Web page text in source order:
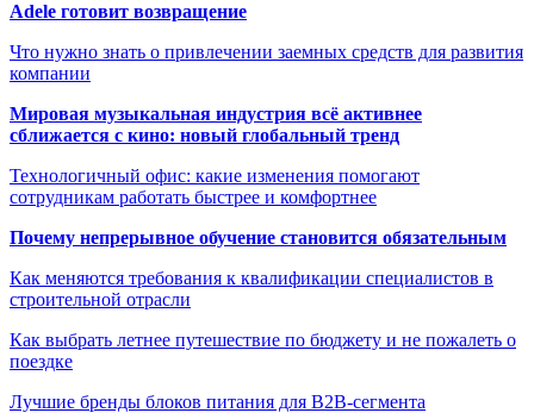
Adele готовит возвращение
Что нужно знать о привлечении заемных средств для развития
компании
Мировая музыкальная индустрия всё активнее
сближается с кино: новый глобальный тренд
Технологичный офис: какие изменения помогают
сотрудникам работать быстрее и комфортнее
Почему непрерывное обучение становится обязательным
Как меняются требования к квалификации специалистов в
строительной отрасли
Как выбрать летнее путешествие по бюджету и не пожалеть о
поездке
Лучшие бренды блоков питания для B2B-сегмента